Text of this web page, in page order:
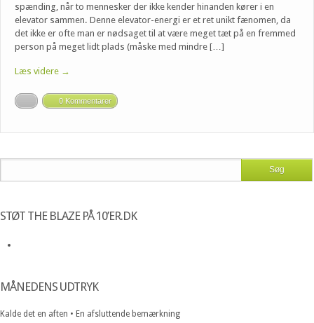
spænding, når to mennesker der ikke kender hinanden kører i en
elevator sammen. Denne elevator-energi er et ret unikt fænomen, da
det ikke er ofte man er nødsaget til at være meget tæt på en fremmed
person på meget lidt plads (måske med mindre […]
Læs videre →
0 Kommentarer
STØT THE BLAZE PÅ 10’ER.DK
MÅNEDENS UDTRYK
Kalde det en aften • En afsluttende bemærkning